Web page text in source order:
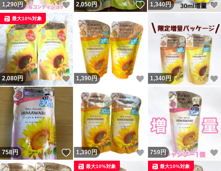
1,290円 いいね！
2,050円 いいね！
1,340円
2,080円 いいね！
最大10%対象
1,390円 いいね！
1,340円
758円 いいね！
1,390円 いいね！
759円
最大10%対象 最大10%対象